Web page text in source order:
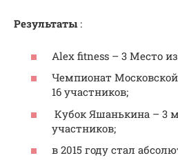
Результаты:
Alex fitness – 3 Место
Чемпионат
16 участников;
Кубок Яшанькина – 3
участников;
в 2015 году стал